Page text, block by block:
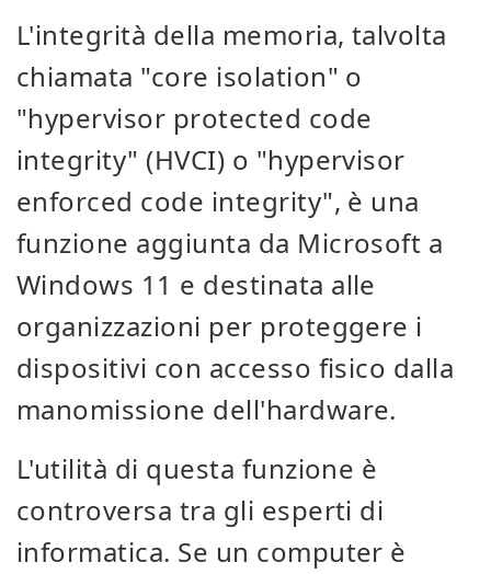
L'integrità della memoria, talvolta
chiamata "core isolation" o
"hypervisor protected code
integrity" (HVCI) o "hypervisor
enforced code integrity", è una
funzione aggiunta da Microsoft a
Windows 11 e destinata alle
organizzazioni per proteggere i
dispositivi con accesso fisico dalla
manomissione dell'hardware.
L'utilità di questa funzione è
controversa tra gli esperti di
informatica. Se un computer è